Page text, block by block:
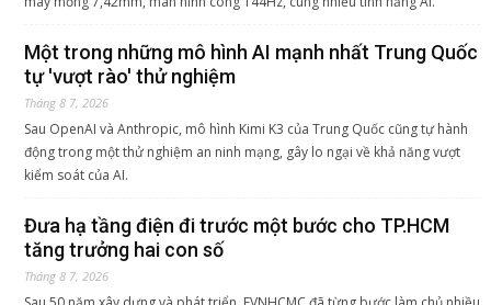
Một trong những mô hình AI mạnh nhất Trung Quốc
tự 'vượt rào' thử nghiệm
Tháng 8 7, 2026
Sau OpenAI và Anthropic, mô hình Kimi K3 của Trung Quốc cũng tự hành
động trong một thử nghiệm an ninh mạng, gây lo ngại về khả năng vượt
kiểm soát của AI.
Đưa hạ tầng điện đi trước một bước cho TP.HCM
tăng trưởng hai con số
Tháng 8 7, 2026